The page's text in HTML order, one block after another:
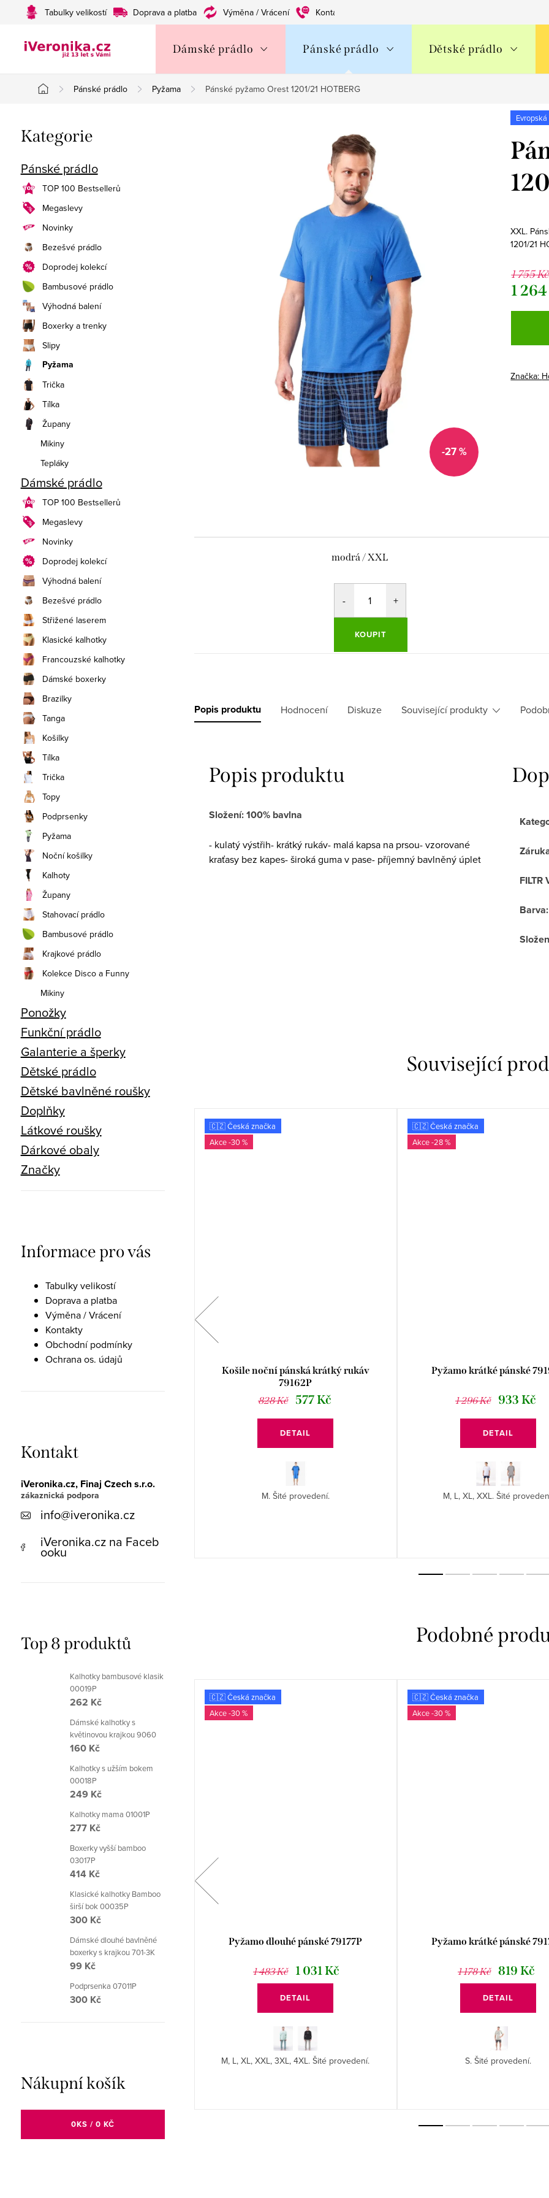
Tabulky velikostí Doprava a platba Výměna / Vrácení Kontakty
Dámské prádlo Pánské prádlo Dětské prádlo
Domů
Pánské prádlo Pyžama Pánské pyžamo Orest 1201/21 HOTBERG
o
s
t
r
a
n
n
í
p
a
n
e
Přeskočit
kategorie
Kategorie
Pánské prádlo
TOP 100 Bestsellerů
Megaslevy
Novinky
Bezešvé prádlo
Doprodej kolekcí
Bambusové prádlo
Výhodná balení
Boxerky a trenky
Slipy
Pyžama
Trička
Tílka
Župany
Mikiny
Tepláky
Dámské prádlo
TOP 100 Bestsellerů
Megaslevy
Novinky
Doprodej kolekcí
Výhodná balení
Bezešvé prádlo
Střižené laserem
Klasické kalhotky
Francouzské kalhotky
Dámské boxerky
Brazilky
Tanga
Košilky
Tílka
Trička
Topy
Podprsenky
Pyžama
Noční košilky
Kalhoty
Župany
Stahovací prádlo
Bambusové prádlo
Krajkové prádlo
Kolekce Disco a Funny
Mikiny
Ponožky
Funkční prádlo
Galanterie a šperky
Dětské prádlo
Dětské bavlněné roušky
Doplňky
Látkové roušky
Dárkové obaly
Značky
Informace pro vás
Tabulky velikostí
Doprava a platba
Výměna / Vrácení
Kontakty
Obchodní podmínky
Ochrana os. údajů
Kontakt
iVeronika.cz, Finaj Czech s.r.o.
info@iveronika.cz
iVeronika.cz na Faceb
ooku
Top 8 produktů
Kalhotky bambusové klasik
00019P
262 Kč
Dámské kalhotky s
květinovou krajkou 9060
160 Kč
Kalhotky s užším bokem
00018P
249 Kč
Kalhotky mama 01001P
277 Kč
Boxerky vyšší bamboo
03017P
414 Kč
Klasické kalhotky Bamboo
širší bok 00035P
300 Kč
Dámské dlouhé bavlněné
boxerky s krajkou 701-3K
99 Kč
Podprsenka 07011P
300 Kč
Nákupní košík
0KS / 0 KČ
-27 %
XXL.
1201/21
1 755 Kč
1
Měrná
Značka:
modrá / XXL
KOUPIT
Popis produktu Hodnocení Diskuze Související produkty
Popis produktu
Složení: 100% bavlna
- kulatý výstřih- krátký rukáv- malá kapsa na prsou- vzorované
kraťasy bez kapes- široká guma v pase- příjemný bavlněný úplet
FILTR
Barva:
Související
Evropská značka
M, L, XL. Pánské pyžamo s obrázkerm, dlouhým
rukávem a dlouhými vzorovanými kalhotami
Xavier 1266/21 HOTBERG.
🇨🇿 Česká značka
-30 %
Košile noční pánská krátký rukáv
79162P
828 Kč
577 Kč
DETAIL
M. Šité provedení.
🇨🇿 Česká značka
-28 %
Pyžamo krátké pánské
1 296 Kč 933 Kč
DETAIL
M, L, XL, XXL. Šité
🇨🇿 Česká značka
Pánská noční košile s krátkým rukávem
79200P
911 Kč
656 Kč
DETAIL
🇨🇿 Česká značka
-30 %
Pyžamo dlouhé pánské 79177P
1 483 Kč 1 031 Kč
DETAIL
M, L, XL, XXL, 3XL, 4XL. Šité provedení.
🇨🇿 Česká značka
-30 %
Pyžamo krátké pánské
1 178 Kč 819 Kč
DETAIL
S. Šité provedení.